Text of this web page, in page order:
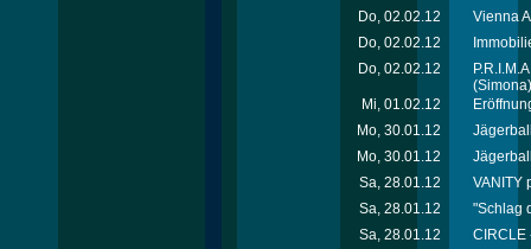
Do, 02.02.12
Vienna
Do, 02.02.12
Do, 02.02.12
(Simona)
Mi, 01.02.12
Mo, 30.01.12
Mo, 30.01.12
Sa, 28.01.12
VANITY
Sa, 28.01.12
"Schlag
Sa, 28.01.12
CIRCLE